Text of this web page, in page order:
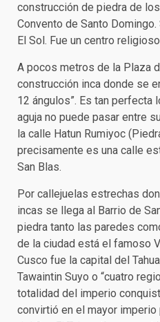
construcción de piedra de
Convento de Santo Domingo.
El Sol. Fue un centro
A pocos metros de la Plaza
construcción inca donde se
12 ángulos”. Es tan perfecta
aguja no puede pasar entre
la calle Hatun Rumiyoc
precisamente es una calle
San Blas.
Por callejuelas estrechas
incas se llega al Barrio de
piedra tanto las paredes
de la ciudad está el famoso
Cusco fue la capital del
Tawaintin Suyo o “cuatro
totalidad del imperio
convirtió en el mayor